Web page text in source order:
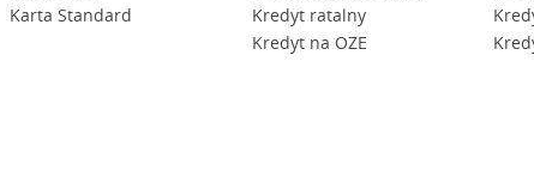
Karta Standard
Kredyt ratalny
Kredyt na OZE